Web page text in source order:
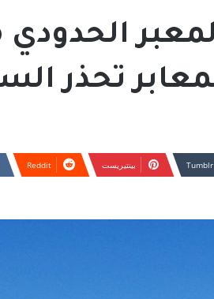
الحدودي
تحذر
بينتيريست